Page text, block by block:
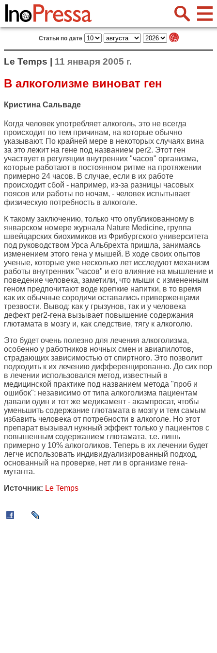
Статьи по дате
Le Temps | 11 января 2005 г.
В алкоголизме виноват ген
Кристина Сальваде
Когда человек употребляет алкоголь, это не всегда
происходит по тем причинам, на которые обычно
указывают. По крайней мере в некоторых случаях вина
за это лежит на гене под названием per2. Этот ген
участвует в регуляции внутренних "часов" организма,
которые работают в постоянном ритме на протяжении
примерно 24 часов. В случае, если в их работе
происходит сбой - например, из-за разницы часовых
поясов или работы по ночам, - человек испытывает
физическую потребность в алкоголе.
К такому заключению, только что опубликованному в
январском номере журнала Nature Medicine, группа
швейцарских биохимиков из Фрибургского университета
под руководством Урса Альбрехта пришла, занимаясь
изменением этого гена у мышей. В ходе своих опытов
ученые, которые уже несколько лет исследуют механизм
работы внутренних "часов" и его влияние на мышление и
поведение человека, заметили, что мыши с измененным
геном предпочитают воде крепкие напитки, в то время
как их обычные сородичи оставались приверженцами
трезвости. Вывод: как у грызунов, так и у человека
дефект per2-гена вызывает повышение содержания
глютамата в мозгу и, как следствие, тягу к алкоголю.
Это будет очень полезно для лечения алкоголизма,
особенно у работников ночных смен и авиапилотов,
страдающих зависимостью от спиртного. Это позволит
подходить к их лечению дифференцированно. До сих пор
в лечении использовался метод, известный в
медицинской практике под названием метода "проб и
ошибок": независимо от типа алкоголизма пациентам
давали один и тот же медикамент - акампросат, чтобы
уменьшить содержание глютамата в мозгу и тем самым
избавить человека от потребности в алкоголе. Но этот
препарат вызывал нужный эффект только у пациентов с
повышенным содержанием глютамата, т.е. лишь
примерно у 10% алкоголиков. Теперь в их лечении будет
легче использовать индивидуализированный подход,
основанный на проверке, нет ли в организме гена-
мутанта.
Источник: Le Temps